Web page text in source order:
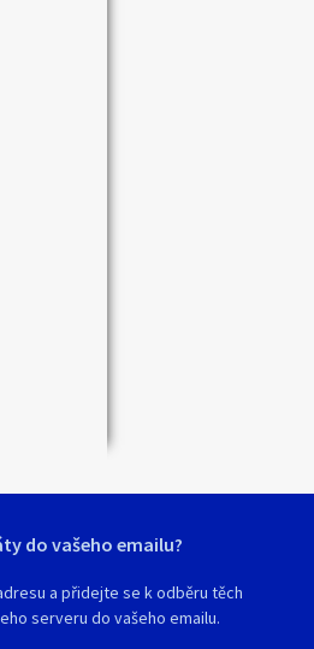
do vašeho emailu?
a přidejte se k odběru těch
serveru do vašeho emailu.